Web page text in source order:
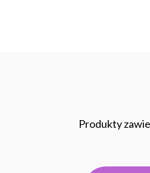
Produkty